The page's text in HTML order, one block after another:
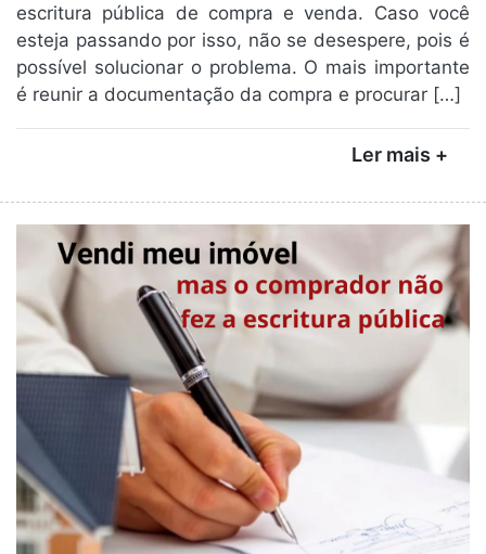
escritura pública de compra e venda. Caso você
esteja passando por isso, não se desespere, pois é
possível solucionar o problema. O mais importante
é reunir a documentação da compra e procurar […]
Ler mais +